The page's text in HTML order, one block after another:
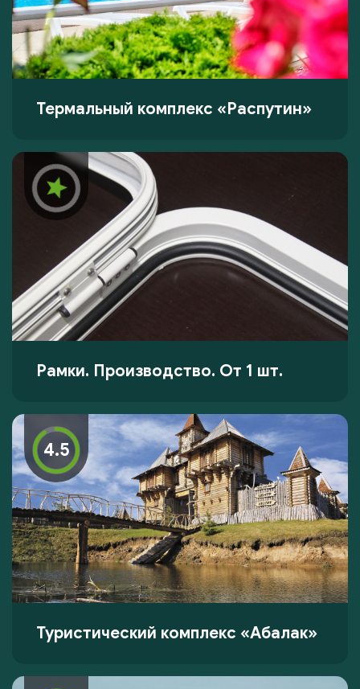
Термальный комплекс «Распутин»
Рамки. Производство. От 1 шт.
4.5
Туристический комплекс «Абалак»